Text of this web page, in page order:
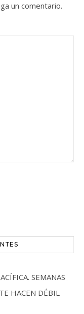
un comentario.
SEMANAS
HACEN DÉBIL